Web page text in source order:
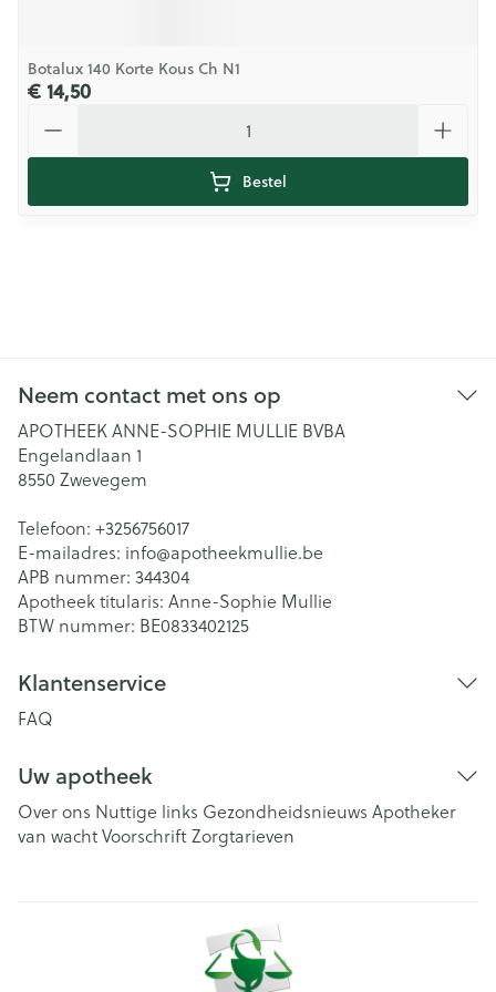
Botalux 140 Korte Kous Ch N1
€ 14,50
Bestel
Neem contact met ons op
APOTHEEK ANNE-SOPHIE MULLIE BVBA
Engelandlaan 1
8550 Zwevegem
Telefoon: +3256756017
E-mailadres: info@apotheekmullie.be
APB nummer: 344304
Apotheek titularis: Anne-Sophie Mullie
BTW nummer: BE0833402125
Klantenservice
FAQ
Uw apotheek
Over ons Nuttige links Gezondheidsnieuws Apotheker
van wachtVoorschriftZorgtarieven